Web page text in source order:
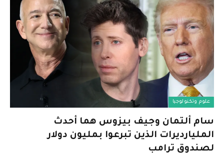
علوم وتكنولوجيا
سام ألتمان وجيف بيزوس هما أحدث
المليارديرات الذين تبرعوا بمليون دولار
لصندوق ترامب